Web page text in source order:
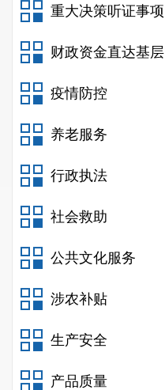
重大决策听证事项
财政资金直达基层
疫情防控
养老服务
行政执法
社会救助
公共文化服务
涉农补贴
生产安全
产品质量